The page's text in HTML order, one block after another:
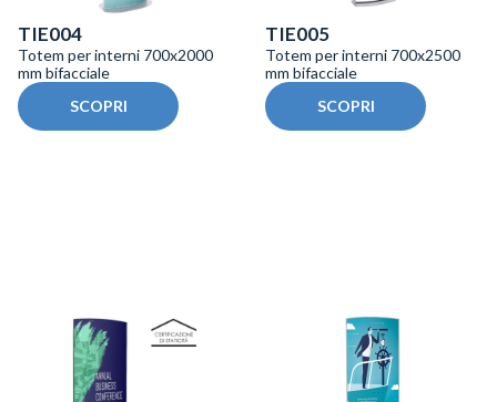
TIE004
Totem per interni 700x2000
mm bifacciale
SCOPRI
TIE005
Totem per interni 700x2500
mm bifacciale
SCOPRI